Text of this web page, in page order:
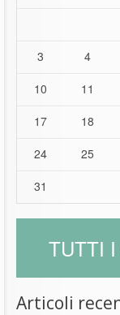
3
4
10
11
17
18
24
25
31
TUTTI
Articoli